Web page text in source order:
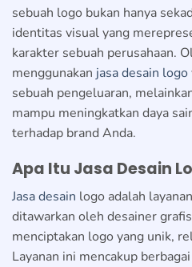
sebuah logo bukan hanya
identitas visual yang
karakter sebuah perusahaan.
menggunakan jasa desain logo
sebuah pengeluaran,
mampu meningkatkan daya
terhadap brand Anda.
Apa Itu Jasa Desain
Jasa desain logo adalah
ditawarkan oleh desainer
menciptakan logo yang unik,
Layanan ini mencakup